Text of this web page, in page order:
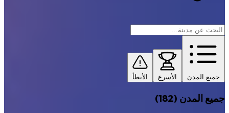
جميع المدن الأسرع الأبطأ
جميع المدن (182)